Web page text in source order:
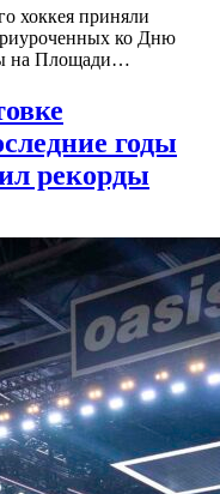
хоккея приняли
ко Дню
на Площади…
годы
рекорды